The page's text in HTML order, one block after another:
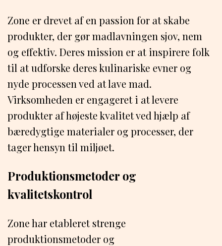
Zone er drevet af en passion for at skabe
produkter, der gør madlavningen sjov, nem
og effektiv. Deres mission er at inspirere folk
til at udforske deres kulinariske evner og
nyde processen ved at lave mad.
Virksomheden er engageret i at levere
produkter af højeste kvalitet ved hjælp af
bæredygtige materialer og processer, der
tager hensyn til miljøet.
Produktionsmetoder og
kvalitetskontrol
Zone har etableret strenge
produktionsmetoder og